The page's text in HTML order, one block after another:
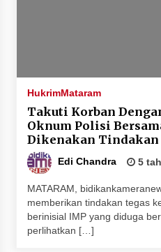
HukrimMataram
Takuti Korban
Oknum Polisi
Dikenakan Tindakan
Edi Chandra 5
MATARAM,
memberikan tindakan tegas
berinisial IMP yang diduga
perlihatkan […]